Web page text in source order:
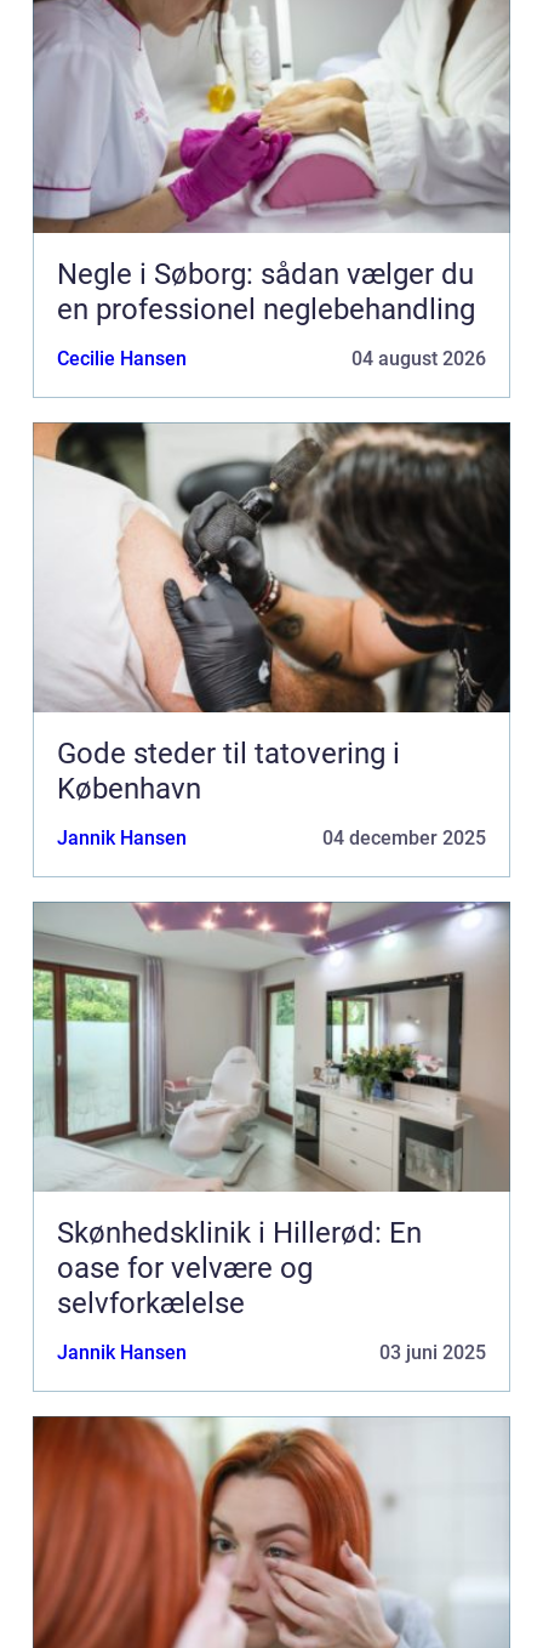
Negle i Søborg: sådan vælger du
en professionel neglebehandling
Cecilie Hansen 04 august 2026
Gode steder til tatovering i
København
Jannik Hansen 04 december 2025
Skønhedsklinik i Hillerød: En
oase for velvære og
selvforkælelse
Jannik Hansen 03 juni 2025